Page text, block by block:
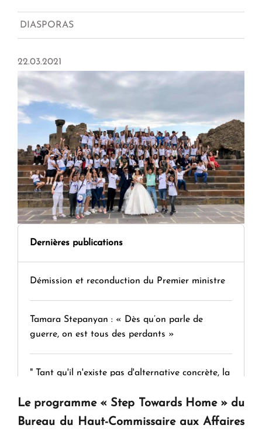
DIASPORAS
22.03.2021
Dernières publications
Démission et reconduction du Premier ministre
Tamara Stepanyan : « Dès qu’on parle de
guerre, on est tous des perdants »
" Tant qu'il n'existe pas d'alternative concrète, la
KASA : 30 ans d'audace, de résilience et d'avenir
Le programme « Step Towards Home » du
Bureau du Haut-Commissaire aux Affaires